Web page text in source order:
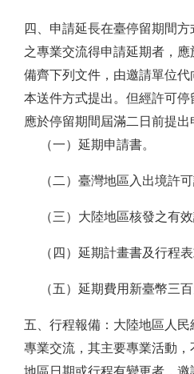
四、申請延長在臺停留期間
之專業交流得申請延期者，應
備齊下列文件，由邀請單位
本送件方式提出。但經許可停
應於停留期間屆滿二日前提出
（一）延期申請書。
（二）臺灣地區入出境許可
（三）大陸地區核發之有效
（四）延期計畫書及行程表
（五）延期費用新臺幣三百
五、行程報備：大陸地區人
專業交流，其主要專業活動
地區日期或行程有變更者，